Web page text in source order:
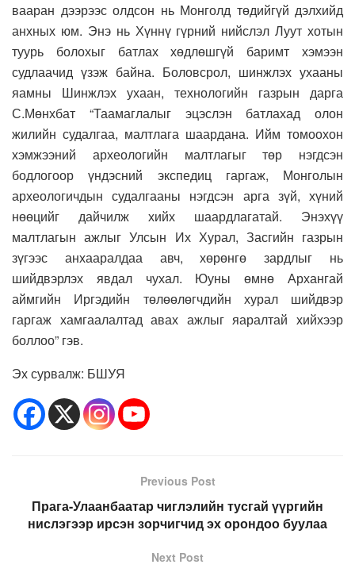
вааран дээрээс олдсон нь Монголд төдийгүй дэлхийд
анхных юм. Энэ нь Хүннү гүрний нийслэл Луут хотын
туурь болохыг батлах хөдлөшгүй баримт хэмээн
судлаачид үзэж байна. Боловсрол, шинжлэх ухааны
яамны Шинжлэх ухаан, технологийн газрын дарга
С.Мөнхбат “Таамаглалыг эцэслэн батлахад олон
жилийн судалгаа, малтлага шаардана. Ийм томоохон
хэмжээний археологийн малтлагыг төр нэгдсэн
бодлогоор үндэсний экспедиц гаргаж, Монголын
археологичдын судалгааны нэгдсэн арга зүй, хүний
нөөцийг дайчилж хийх шаардлагатай. Энэхүү
малтлагын ажлыг Улсын Их Хурал, Засгийн газрын
зүгээс анхааралдаа авч, хөрөнгө зардлыг нь
шийдвэрлэх явдал чухал. Юуны өмнө Архангай
аймгийн Иргэдийн төлөөлөгчдийн хурал шийдвэр
гаргаж хамгаалалтад авах ажлыг яаралтай хийхээр
боллоо” гэв.
Эх сурвалж: БШУЯ
Previous Post
Прага-Улаанбаатар чиглэлийн тусгай үүргийн
нислэгээр ирсэн зорчигчид эх орондоо буулаа
Next Post